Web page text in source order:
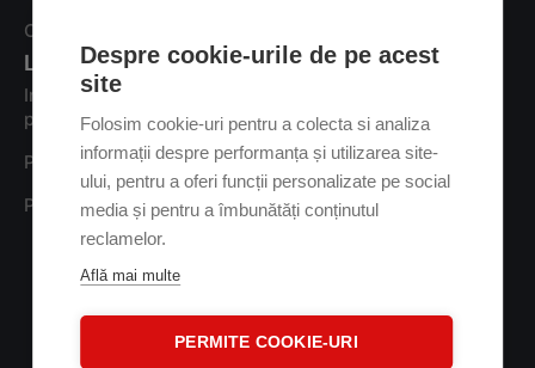
Contact
Legal
Informare privind prelucrarea datelor cu caracter
personal
Politica de confidențialitate
Politică de cookie
Despre cookie-urile de pe acest
site
Folosim cookie-uri pentru a colecta si analiza
informații despre performanța și utilizarea site-
ului, pentru a oferi funcții personalizate pe social
media și pentru a îmbunătăți conținutul
reclamelor.
Află mai multe
PERMITE COOKIE-URI